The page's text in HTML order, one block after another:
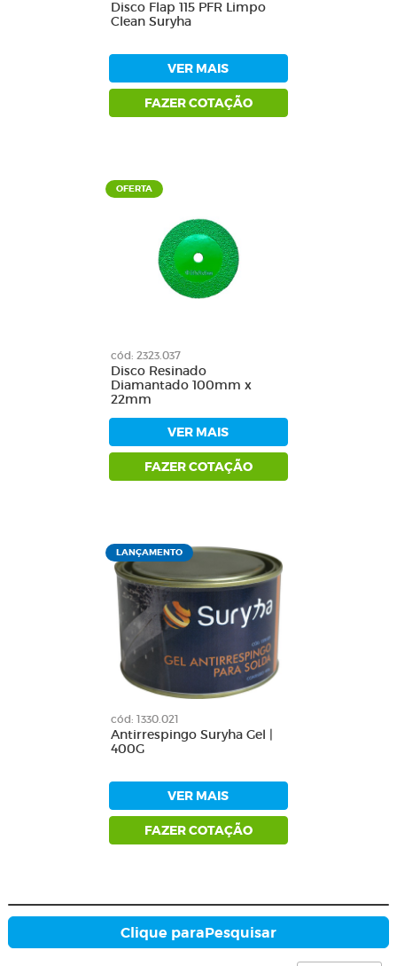
Disco Flap 115 PFR Limpo
Clean Suryha
VER MAIS
FAZER COTAÇÃO
OFERTA
cód: 2323.037
Disco Resinado
Diamantado 100mm x
22mm
VER MAIS
FAZER COTAÇÃO
LANÇAMENTO
cód: 1330.021
Antirrespingo Suryha Gel |
400G
VER MAIS
FAZER COTAÇÃO
Clique paraPesquisar